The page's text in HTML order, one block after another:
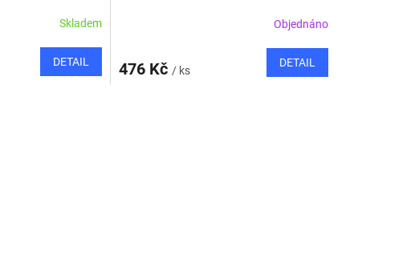
Skladem
DETAIL
Objednáno
476 Kč / ks
DETAIL